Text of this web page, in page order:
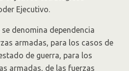
Ejecutivo.
dependencia
armadas, para los casos de
de guerra, para los
armadas, de las fuerzas